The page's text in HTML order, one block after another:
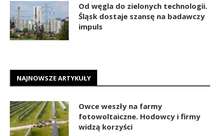
Od węgla do zielonych technologii.
Śląsk dostaje szansę na badawczy
impuls
NAJNOWSZE ARTYKUŁY
Owce weszły na farmy
fotowoltaiczne. Hodowcy i firmy
widzą korzyści